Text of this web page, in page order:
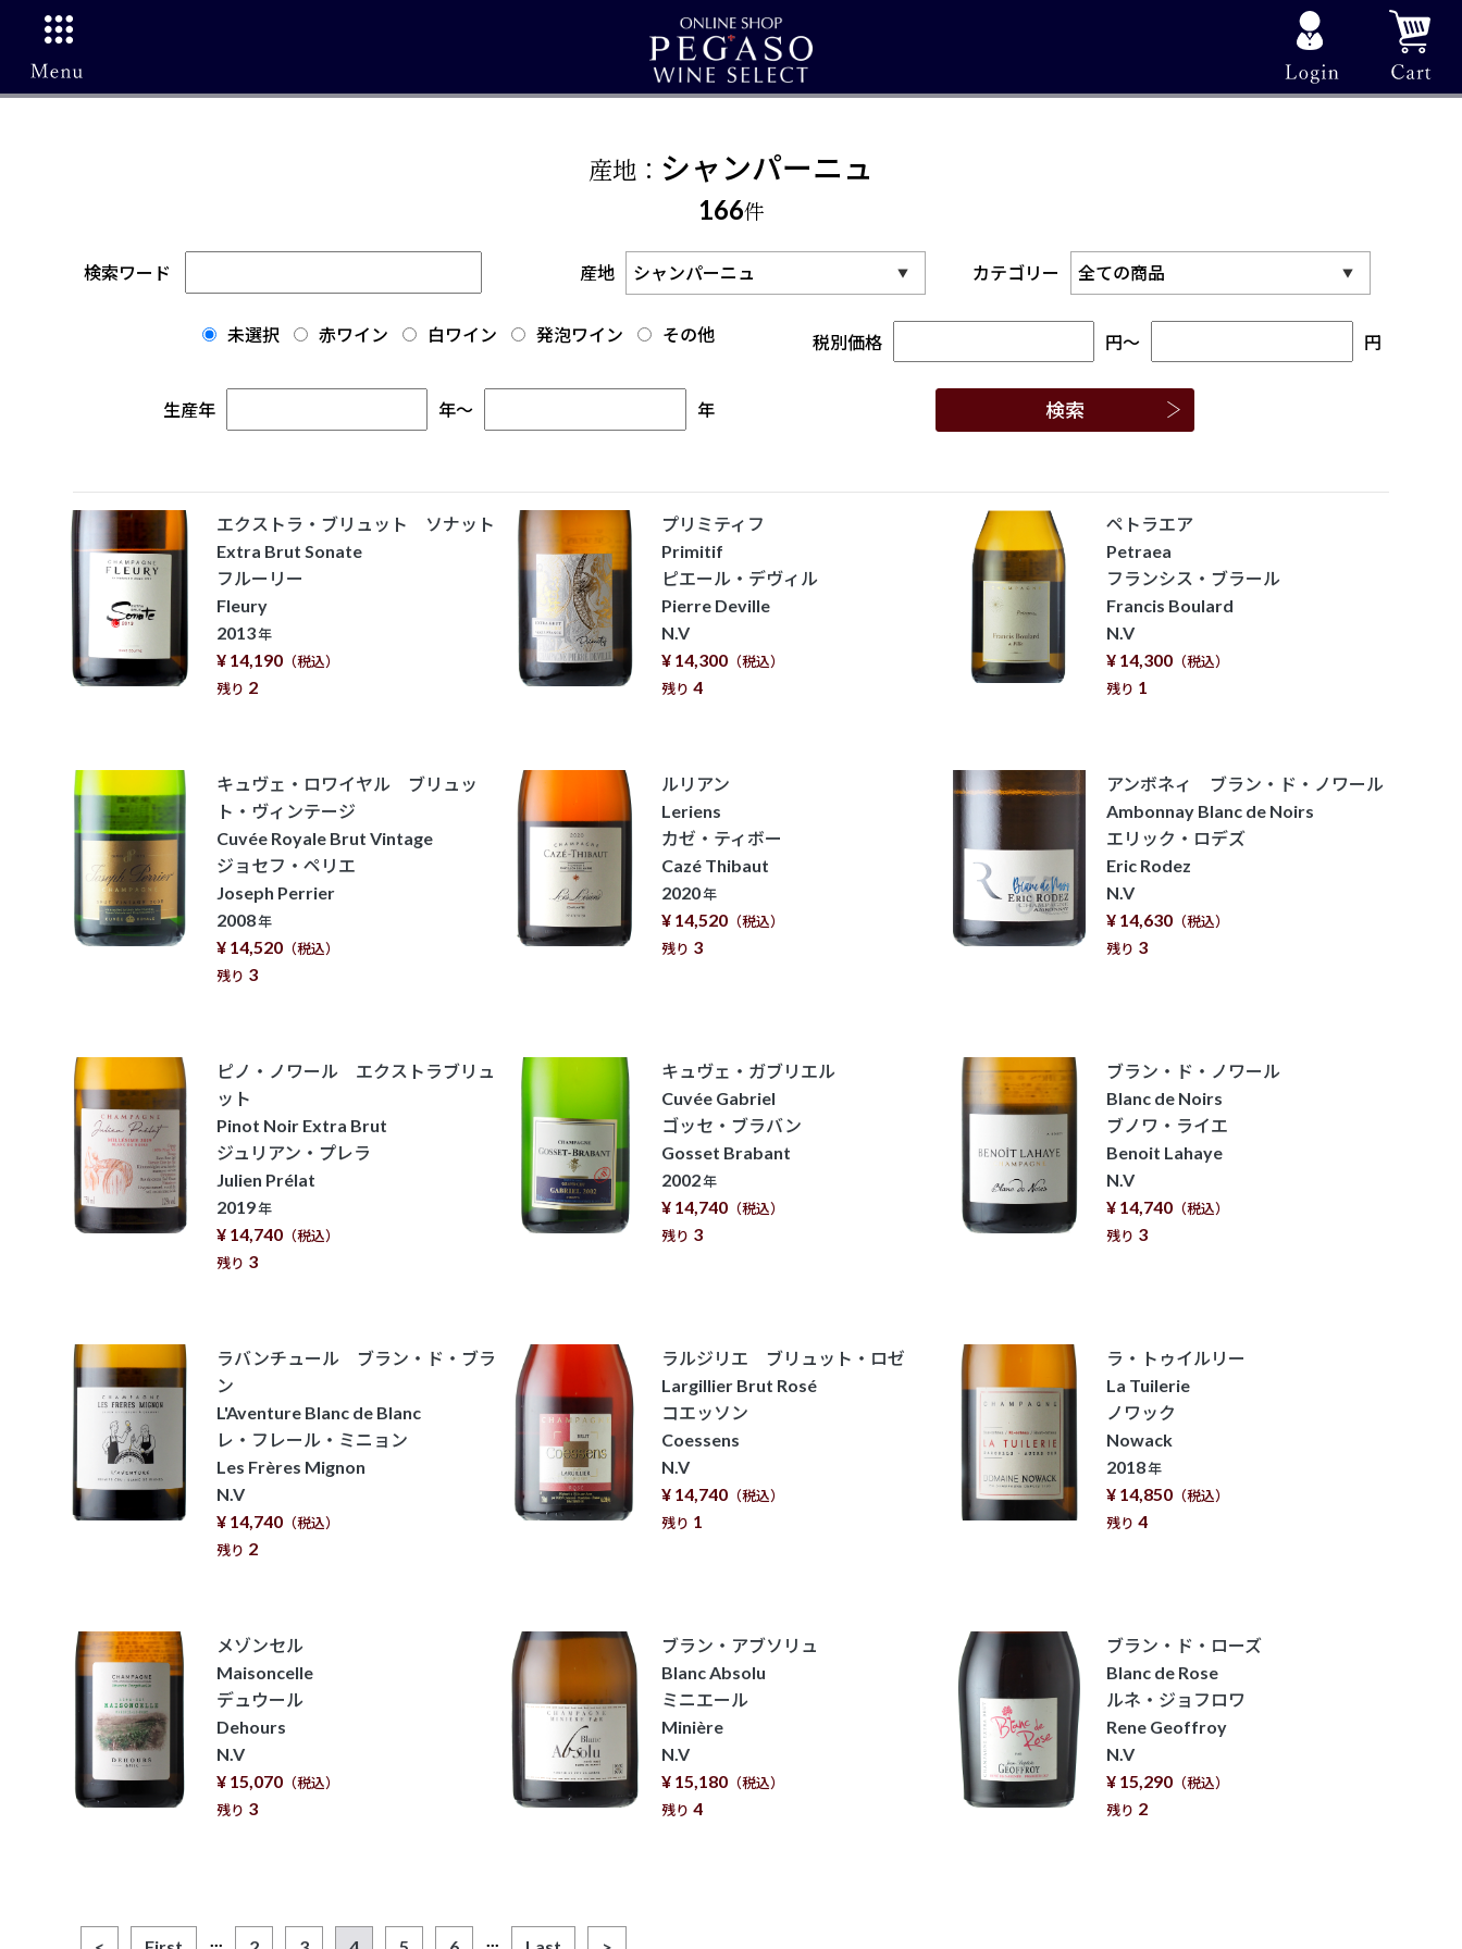
産地： シャンパーニュ
166件
検索ワード 産地 カテゴリー
未選択 赤ワイン 白ワイン 発泡ワイン その他 税別価格 円～ 円
生産年 年～ 年
エクストラ・ブリュット ソナット
Extra Brut Sonate
フルーリー
Fleury
2013年
¥ 14,190 （税込）
残り 2
プリミティフ
Primitif
ピエール・デヴィル
Pierre Deville
N.V
¥ 14,300（税込）
残り 4
ペトラエア
Petraea
フランシス・ブラール
Francis Boulard
N.V
¥ 14,300（税込）
残り 1
キュヴェ・ロワイヤル ブリュッ
ト・ヴィンテージ
Cuvée Royale Brut Vintage
ジョセフ・ペリエ
Joseph Perrier
2008年
¥ 14,520 （税込）
残り 3
ルリアン
Leriens
カゼ・ティボー
Cazé Thibaut
2020年
¥ 14,520（税込）
残り 3
アンボネィ ブラン・ド・ノワール
Ambonnay Blanc de Noirs
エリック・ロデズ
Eric Rodez
N.V
¥ 14,630（税込）
残り 3
ピノ・ノワール エクストラブリュ
ット
Pinot Noir Extra Brut
ジュリアン・プレラ
Julien Prélat
2019年
¥ 14,740 （税込）
残り 3
キュヴェ・ガブリエル
Cuvée Gabriel
ゴッセ・ブラバン
Gosset Brabant
2002年
¥ 14,740（税込）
残り 3
ブラン・ド・ノワール
Blanc de Noirs
ブノワ・ライエ
Benoit Lahaye
N.V
¥ 14,740（税込）
残り 3
ラバンチュール ブラン・ド・ブラ
ン
L'Aventure Blanc de Blanc
レ・フレール・ミニョン
Les Frères Mignon
N.V
¥ 14,740 （税込）
残り 2
ラルジリエ ブリュット・ロゼ
Largillier Brut Rosé
コエッソン
Coessens
N.V
¥ 14,740（税込）
残り 1
ラ・トゥイルリー
La Tuilerie
ノワック
Nowack
2018年
¥ 14,850（税込）
残り 4
メゾンセル
Maisoncelle
デュウール
Dehours
N.V
¥ 15,070 （税込）
残り 3
ブラン・アブソリュ
Blanc Absolu
ミニエール
Minière
N.V
¥ 15,180（税込）
残り 4
ブラン・ド・ローズ
Blanc de Rose
ルネ・ジョフロワ
Rene Geoffroy
N.V
¥ 15,290（税込）
残り 2
... ...